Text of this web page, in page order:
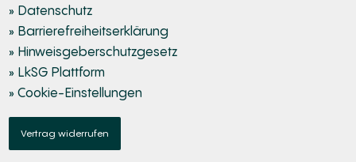
» Datenschutz
» Barrierefreiheitserklärung
» Hinweisgeberschutzgesetz
» LkSG Plattform
» Cookie-Einstellungen
Vertrag widerrufen